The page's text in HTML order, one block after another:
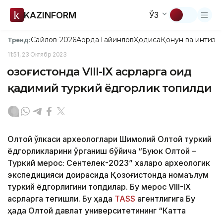
KAZINFORM ЎЗ
Тренд:Сайлов-2026АқордаТайинловҲодисаҚонун ва
11:51, 23 Октябр 2023
Қозоғистонда VIII-IX асрларга оид
қадимий туркий ёдгорлик топилди
Олтой ўлкаси археологлари Шимолий Олтой туркий
ёдгорликларини ўрганиш бўйича “Буюк Олтой –
Туркий мерос: Сентелек-2023” халқаро археологик
экспедицияси доирасида Қозоғистонда номаълум
туркий ёдгорлигини топдилар. Бу мерос VIII-IX
асрларга тегишли. Бу ҳақда ТАSS агентлигига Бу
ҳақда Олтой давлат университетининг “Катта